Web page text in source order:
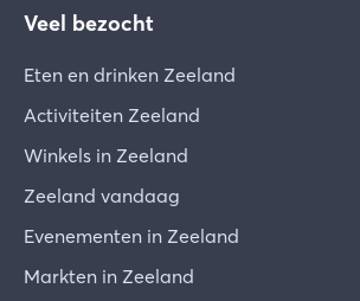
Veel bezocht
Eten en drinken Zeeland
Activiteiten Zeeland
Winkels in Zeeland
Zeeland vandaag
Evenementen in Zeeland
Markten in Zeeland